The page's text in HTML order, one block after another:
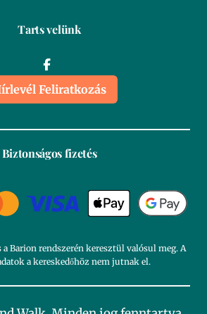
Tarts velünk
Feliratkozás
Biztonságos fizetés
Barion rendszerén keresztül valósul meg. A
a kereskedőhöz nem jutnak el.